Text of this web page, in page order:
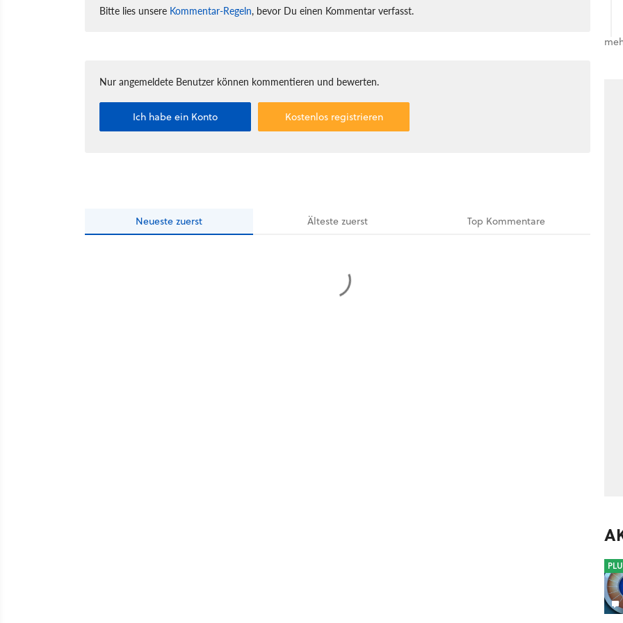
Bitte lies unsere Kommentar-Regeln, bevor Du einen Kommentar verfasst.
Nur angemeldete Benutzer können kommentieren und bewerten.
Ich habe ein Konto Kostenlos registrieren
Neueste zuerst Ältestezuerst Top Kommentare